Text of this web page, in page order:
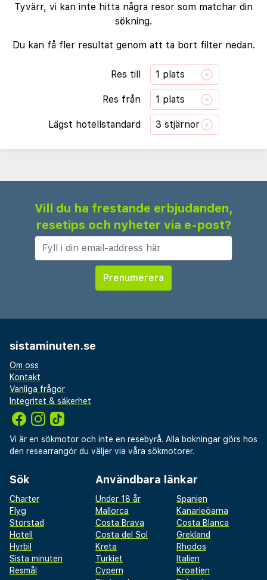
Tyvärr, vi kan inte hitta några resor som matchar din
sökning.
Du kan få fler resultat genom att ta bort filter nedan.
Res till 1 plats
Res från 1 plats
Lägst hotellstandard 3 stjärnor
Vill du ha frestande erbjudanden,
resetips och nyheter via e-post?
sistaminuten.se
Om oss
Kontakt
Vanliga frågor
Integritet & säkerhet
Vi är en sökmotor och inte en resebyrå. Alla bokningar görs hos
den researrangör du väljer via våra sökmotorer.
Sök
Charter
Flyg
Storstad
Hotell
Hyrbil
Sista minuten
Resmål
Användbara länkar
Under 18 år
Spanien
Mallorca
Kanarieöarna
Costa Brava
Costa Blanca
Costa del Sol
Grekland
Kreta
Rhodos
Turkiet
Italien
Cypern
Kroatien